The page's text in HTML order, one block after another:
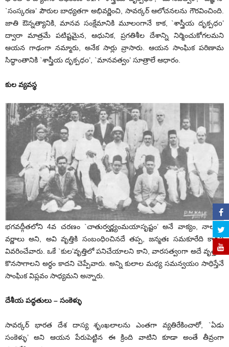
`సంస్కరణ’ పౌరుల బాధ్యతగా అభివర్ణించి, సావర్కర్ ఆలోచనలను గౌరవించింది.
జాతి ఔన్నత్యానికి, మానవ సంక్షేమానికి మూలoగానే కాక, `శాస్త్రీయ దృక్పధo’
ద్వారా మాత్రమే పటిష్టమైన, ఆధునిక, ప్రగతిశీల దేశాన్ని నిర్మించుకోగలమని
ఆయన గాఢంగా నమ్మారు, అనేక సార్లు వ్రాసారు. ఆయన సాంఘిక పరిణామ
సిద్ధాంతానికి `శాస్త్రీయ దృక్పధo’, `మానవత్వం’ సూత్రాలే ఆధారం.
కుల వ్యవస్థ
భగవద్గీతలోని 4వ చరణం `చాతుర్వర్ణ్యంమయాసృష్టం’ అనే వాక్యం, నాలుగు
వర్ణాలు అని, అవి వృత్తికి సంబంధిoచినదే తప్ప, జన్మతః సమకూరేది కాదని
వివరించేవారు. ఒకే `కుల’వృత్తిలో పనిచేయాలని కాని, వారసత్వoగా అదే వృత్తిలో
కొనసాగాలని అర్ధం కాదని చెప్పేవారు. అన్ని కులాల మధ్య సమన్వయo సాధిస్తేనే
సాంఘిక విప్లవం సాధ్యమని అన్నారు.
దేశీయ పద్ధతులు – సంకెళ్ళు
సావర్కర్ భారత దేశ దాస్య శృంఖలాలను ఎంతగా వ్యతిరేకించారో, `ఏడు
సంకెళ్ళు’ అని ఆయన పేరుపెట్టిన ఈ క్రింది వాటిని కూడా అంతే తీవ్రంగా